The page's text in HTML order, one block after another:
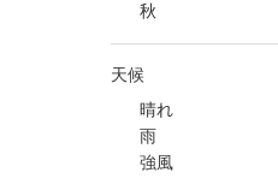
秋
天候
晴れ
雨
強風